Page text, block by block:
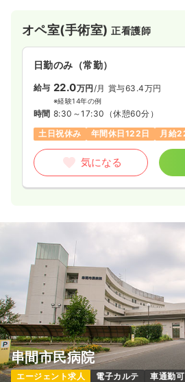
療機能評価機構認定病院（Ver.6.0)で
科学会より日本外科学会外科専門医制
しての認定も受けております。
オペ室(手術室)正看護師
日勤のみ（常勤）
給与 22.0万円/月 賞与63.4万円
※経験14年の例
時間 8:30～17:30 （休憩60分）
土日祝休み
年間休日122日 月給
気になる
串間市民病院
エージェント求人 電子カルテ 車通勤可